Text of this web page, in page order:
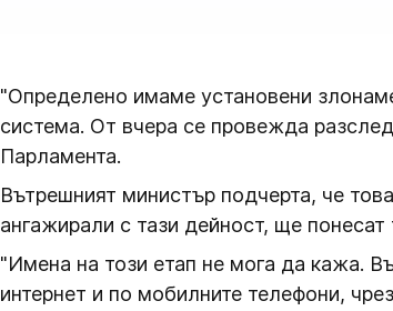
"Определено имаме установени
система. От вчера се провежда
Парламента.
Вътрешният министър подчерта, че
ангажирали с тази дейност, ще понесат
"Имена на този етап не мога да кажа.
интернет и по мобилните телефони,